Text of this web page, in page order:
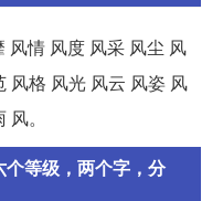
风情 风度 风采 风尘 风
风格 风光 风云 风姿 风
。
等级，两个字，分